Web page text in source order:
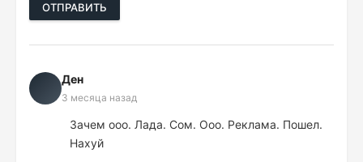
ОТПРАВИТЬ
Ден
3 месяца назад
Зачем ооо. Лада. Сом. Ооо. Реклама. Пошел.
Нахуй